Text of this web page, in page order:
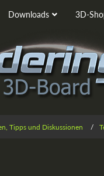
Downloads 3D-
Tipps und Diskussionen